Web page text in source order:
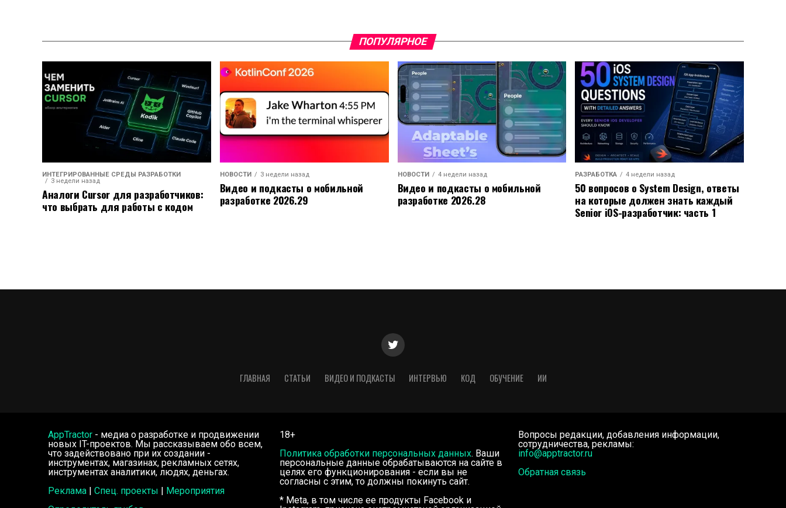
ПОПУЛЯРНОЕ
ИНТЕГРИРОВАННЫЕ СРЕДЫ РАЗРАБОТКИ
3 недели назад
Аналоги Cursor для разработчиков:
что выбрать для работы с кодом
НОВОСТИ 3 недели назад
Видео и подкасты о мобильной
разработке 2026.29
НОВОСТИ 4 недели назад
Видео и подкасты о мобильной
разработке 2026.28
РАЗРАБОТКА 4 недели назад
50 вопросов о System Design, ответы
на которые должен знать каждый
Senior iOS-разработчик: часть 1
ГЛАВНАЯ СТАТЬИ ВИДЕО И ПОДКАСТЫ ИНТЕРВЬЮ КОД ОБУЧЕНИЕ ИИ
AppTractor - медиа о разработке и продвижении
новых IT-проектов. Мы рассказываем обо всем,
что задействовано при их создании -
инструментах, магазинах, рекламных сетях,
инструментах аналитики, людях, деньгах.
Реклама | Спец. проекты | Мероприятия
18+
Политика обработки персональных данных. Ваши
персональные данные обрабатываются на сайте в
целях его функционирования - если вы не
согласны с этим, то должны покинуть сайт.
* Meta, в том числе ее продукты Facebook и
Вопросы редакции, добавления информации,
сотрудничества, рекламы:
info@apptractor.ru
Обратная связь